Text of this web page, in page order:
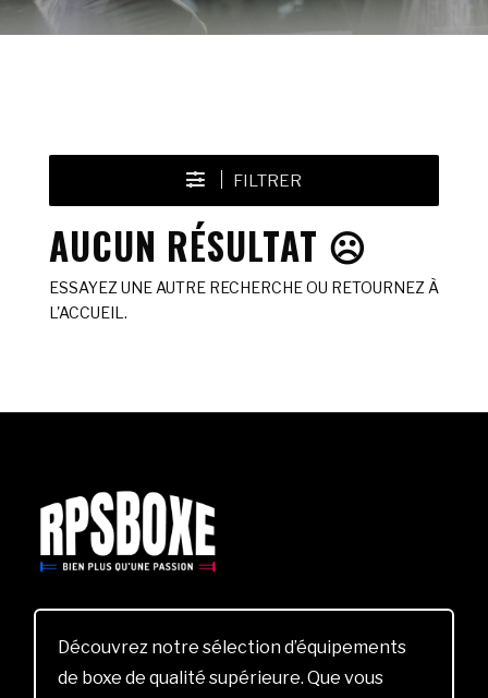
FILTRER
AUCUN RÉSULTAT ☹️
ESSAYEZ UNE AUTRE RECHERCHE OU RETOURNEZ À
L'ACCUEIL.
Découvrez notre sélection d’équipements
de boxe de qualité supérieure. Que vous